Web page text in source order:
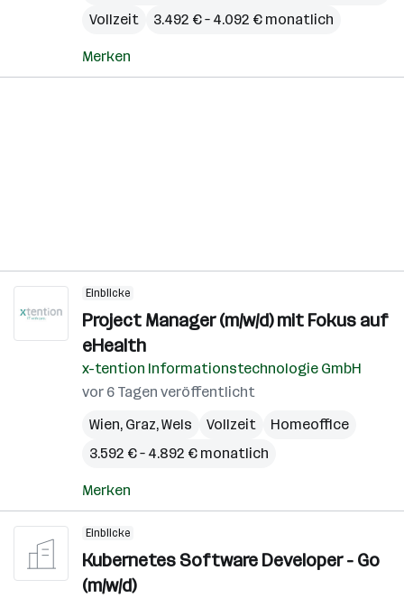
Vollzeit
3.492 € – 4.092 € monatlich
Merken
Einblicke
Project Manager (m/w/d) mit Fokus auf
eHealth
x-tention Informationstechnologie GmbH
vor 6 Tagen veröffentlicht
Wien, Graz,Wels Vollzeit
Homeoffice
3.592 € – 4.892 € monatlich
Merken
Einblicke
Kubernetes Software Developer - Go
(m/w/d)